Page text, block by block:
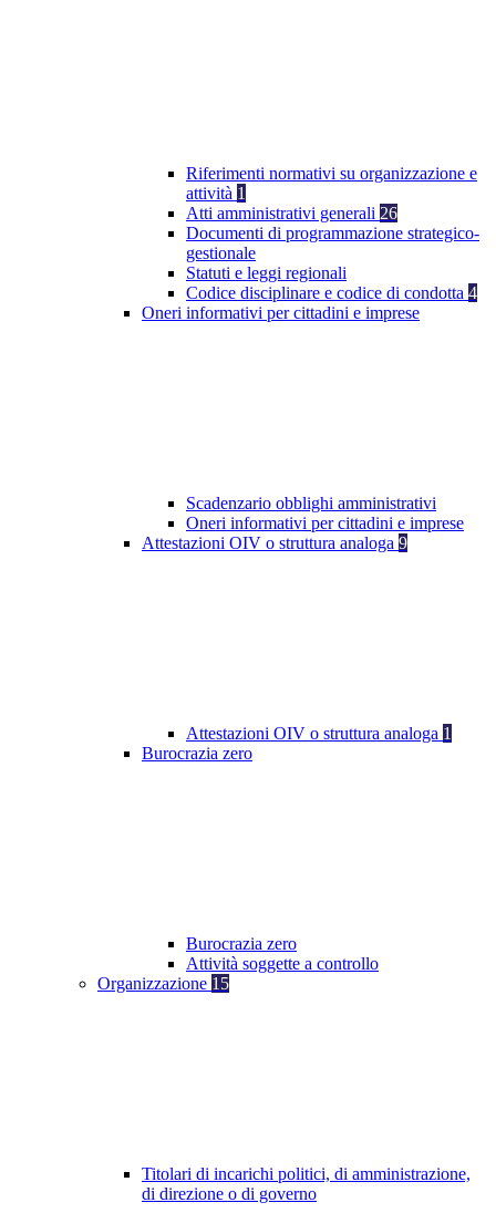
Riferimenti normativi su organizzazione e
attività 1
Atti amministrativi generali 26
Documenti di programmazione strategico-
gestionale
Statuti e leggi regionali
Codice disciplinare e codice di condotta 4
Oneri informativi per cittadini e imprese
Scadenzario obblighi amministrativi
Oneri informativi per cittadini e imprese
Attestazioni OIV o struttura analoga 9
Attestazioni OIV o struttura analoga 1
Burocrazia zero
Burocrazia zero
Attività soggette a controllo
Organizzazione 15
Titolari di incarichi politici, di amministrazione,
di direzione o di governo